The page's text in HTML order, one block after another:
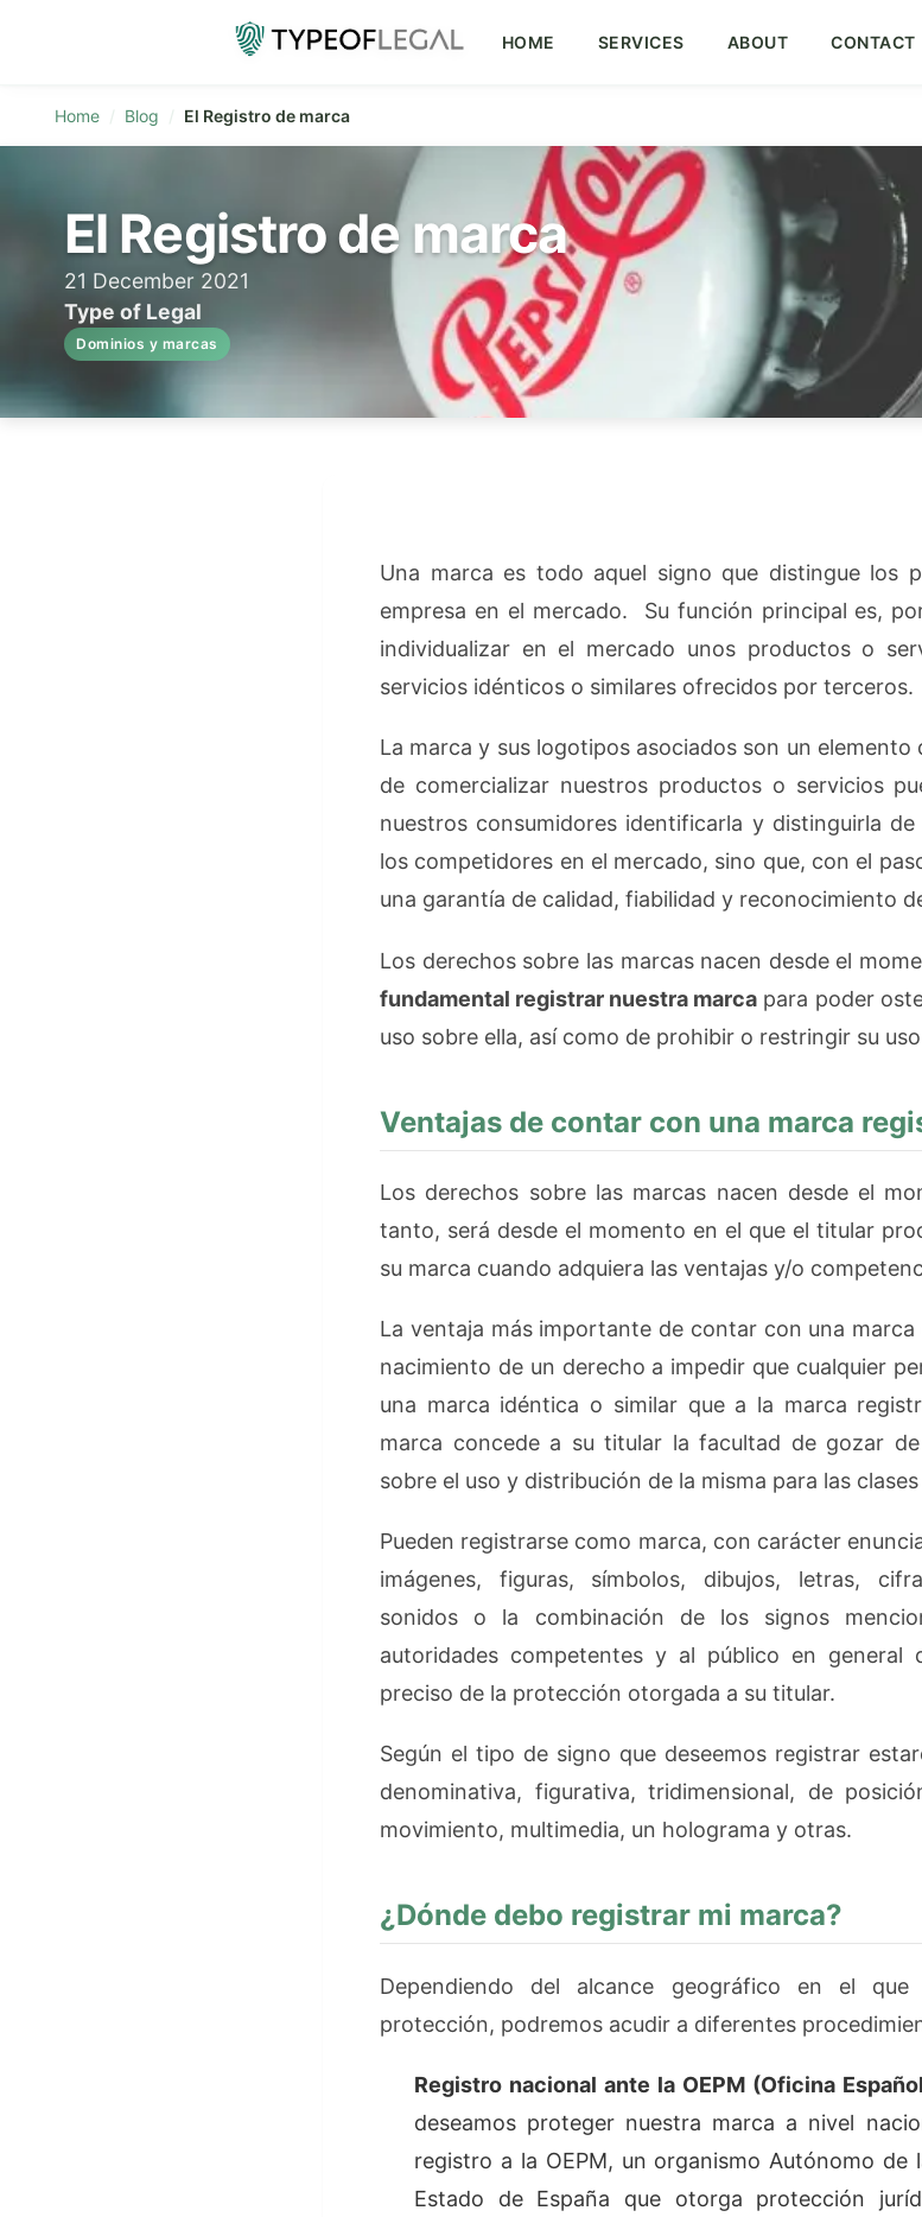
HOME SERVICES ABOUT CONTACT
Home Blog El Registro de marca
El Registro de marca
21 December 2021
Type of Legal
Dominios y marcas
Una marca es todo aquel signo que distingue los
empresa en el mercado. Su función principal es,
individualizar en el mercado unos productos o
servicios idénticos o similares ofrecidos por terceros.
La marca y sus logotipos asociados son un
de comercializar nuestros productos o servicios
nuestros consumidores identificarla y distinguirla
los competidores en el mercado, sino que, con el
una garantía de calidad, fiabilidad y reconocimiento
Los derechos sobre las marcas nacen desde el
fundamental registrar nuestra marca para poder
uso sobre ella, así como de prohibir o restringir su
Ventajas de contar con una marca
Los derechos sobre las marcas nacen desde el
tanto, será desde el momento en el que el titular
su marca cuando adquiera las ventajas y/o
La ventaja más importante de contar con una
nacimiento de un derecho a impedir que cualquier
una marca idéntica o similar que a la marca
marca concede a su titular la facultad de gozar
sobre el uso y distribución de la misma para las
Pueden registrarse como marca, con carácter
imágenes, figuras, símbolos, dibujos, letras,
sonidos o la combinación de los signos
autoridades competentes y al público en
preciso de la protección otorgada a su titular.
Según el tipo de signo que deseemos registrar
denominativa, figurativa, tridimensional, de
movimiento, multimedia, un holograma y otras.
¿Dónde debo registrar mi marca?
Dependiendo del alcance geográfico en el
protección, podremos acudir a diferentes
Registro nacional ante la OEPM (Oficina
deseamos proteger nuestra marca a nivel
registro a la OEPM, un organismo Autónomo de
Estado de España que otorga protección